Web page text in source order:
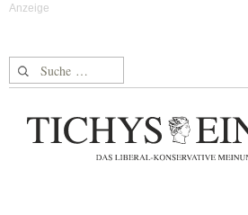
Suche nach: